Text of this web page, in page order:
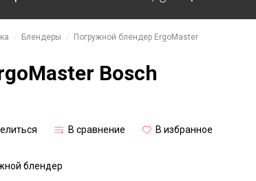
Блендеры
Погружной блендер ErgoMaster
Bosch
В сравнение В избранное
блендер